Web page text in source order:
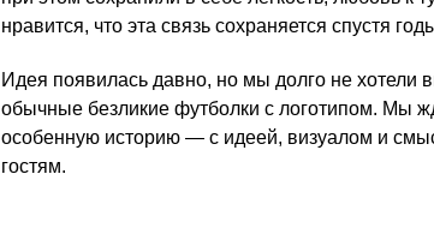
нравится, что эта связь сохраняется спустя
Идея появилась давно, но мы долго не хотели
обычные безликие футболки с логотипом. Мы
особенную историю — с идеей, визуалом и
гостям.